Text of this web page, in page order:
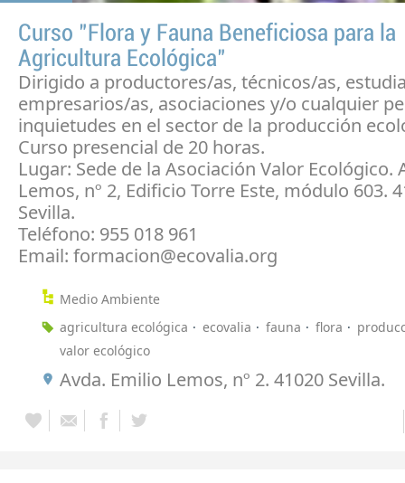
Curso "Flora y Fauna Beneficiosa para la
Agricultura Ecológica"
Dirigido a productores/as, técnicos/as,
empresarios/as, asociaciones y/o cualquier
inquietudes en el sector de la producción
Curso presencial de 20 horas.
Lugar: Sede de la Asociación Valor Ecológico.
Lemos, nº 2, Edificio Torre Este, módulo 603.
Sevilla.
Teléfono: 955 018 961
Email: formacion@ecovalia.org
Medio Ambiente
agricultura ecológica
ecovalia fauna flora
valor ecológico
Avda. Emilio Lemos, nº 2. 41020 Sevilla.